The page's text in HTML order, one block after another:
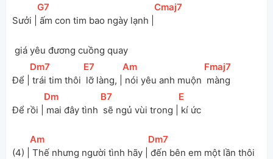
Sưởi |
[
G7
ấm con tim bao ngày lạnh |
[
Cmaj7
giá yêu đương cuồng quay
Để |
[Dm7
trái tim thôi
[E7
lỡ làng, |
[
Am
nói yêu anh muộn
[Fmaj7
màng
Để rồi |
[Dm
mai đây tình
[B7
sẽ ngủ vùi trong |
[E
kí ức
(4) |
[
Am
Thế nhưng người tình hãy |
[Dm7
đến bên em một lần thôi